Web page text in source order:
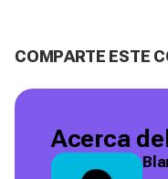
COMPARTE ESTE
Acerca